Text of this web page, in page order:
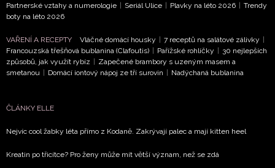
ODESLAT
Přihlášením k newsletteru souhlasíte sObchodními
podmínkami společnosti BurdaMedia Extra s.r.o.a
potvrzujete, že jste se seznámili se Zásadami
vyhodnocení akce a zasílání novinek.
Chcete navíc dostávat i další zajímavé a exkluzivní
informace od našich partnerů? Pokud souhlasíte se
Partnerské vztahy a numerologie | Seriál Ulice | Plavky na léto 2026 | Trendy
boty na léto 2026
VAŘENÍ A RECEPTY Vláčné domácí housky | 7 receptů na salátové zálivky |
Francouzská třešňová bublanina (Clafoutis) | Pařížské rohlíčky | 30 nejlepších
způsobů, jak využít rybíz | Zapečené brambory s uzeným masem a
smetanou | Domácí iontový nápoj ze tří surovin | Nadýchaná bublanina
ČLÁNKY ELLE
Nejvíc cool žabky léta přímo z Kodaně. Zakrývají palec a mají kitten heel
Kreatin po třicítce? Pro ženy může mít větší význam, než se zdá